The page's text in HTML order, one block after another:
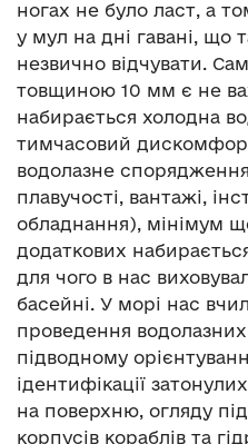
ногах не було ласт, а
у мул на дні гавані, що
незвично відчувати.
товщиною 10 мм є не
набирається холодна
тимчасовий
водолазне
плавучості, вантажі,
обладнання), мінімум
додаткових
для чого в нас
басейні. У морі нас
проведення водолазних
підводному
ідентифікації
на поверхню, огляду
корпусів кораблів та